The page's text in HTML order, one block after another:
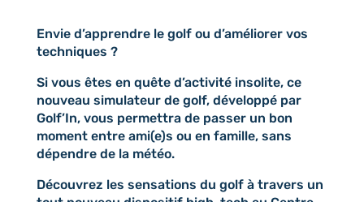
Envie d’apprendre le golf ou d’améliorer vos
techniques ?
Si vous êtes en quête d’activité insolite, ce
nouveau simulateur de golf, développé par
Golf’In, vous permettra de passer un bon
moment entre ami(e)s ou en famille, sans
dépendre de la météo.
Découvrez les sensations du golf à travers un